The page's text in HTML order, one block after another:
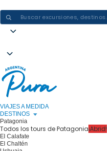
VIAJES A MEDIDA
DESTINOS
Patagonia
Todos los tours de Patagonia¡Abrid!
El Calafate
El Chaltén